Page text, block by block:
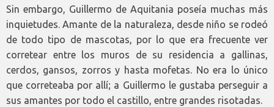
Sin embargo, Guillermo de Aquitania poseía muchas más
inquietudes. Amante de la naturaleza, desde niño se rodeó
de todo tipo de mascotas, por lo que era frecuente ver
corretear entre los muros de su residencia a gallinas,
cerdos, gansos, zorros y hasta mofetas. No era lo único
que correteaba por allí; a Guillermo le gustaba perseguir a
sus amantes por todo el castillo, entre grandes risotadas.